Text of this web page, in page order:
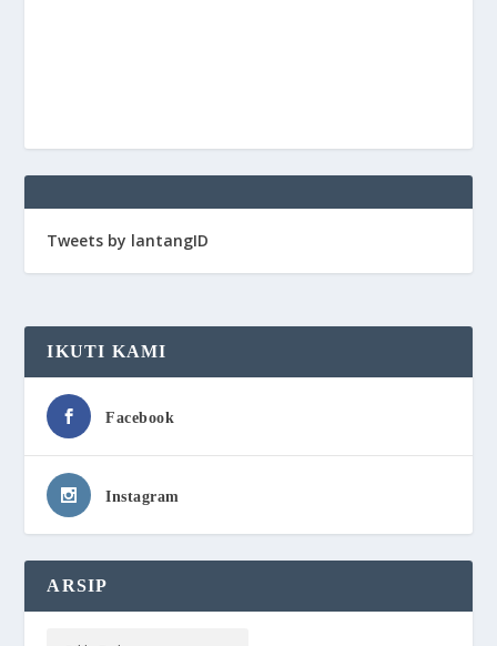
Tweets by lantangID
IKUTI KAMI
Facebook
Instagram
ARSIP